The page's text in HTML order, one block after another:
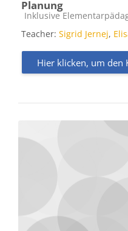
Planung
Kursbereich
Inklusive
Teacher: Sigrid Jernej,
Hier klicken, um den